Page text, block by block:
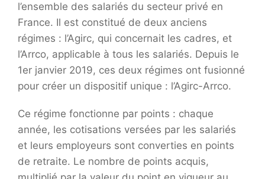
l’ensemble des salariés du secteur privé en
France. Il est constitué de deux anciens
régimes : l’Agirc, qui concernait les cadres, et
l’Arrco, applicable à tous les salariés. Depuis le
1er janvier 2019, ces deux régimes ont fusionné
pour créer un dispositif unique : l’Agirc-Arrco.
Ce régime fonctionne par points : chaque
année, les cotisations versées par les salariés
et leurs employeurs sont converties en points
de retraite. Le nombre de points acquis,